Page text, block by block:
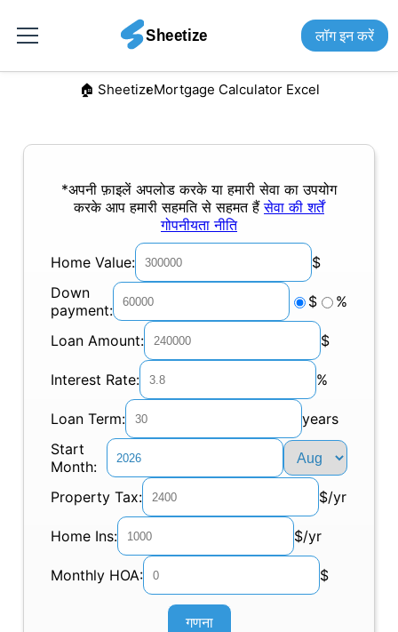
लॉग इन करें
🏠︎ SheetizeMortgage Calculator Excel
*अपनी फ़ाइलें अपलोड करके या हमारी सेवा का उपयोग
करके आप हमारी सहमति से सहमत हैंसेवा की शर्तें
गोपनीयता नीति
Home Value:
$
Down
payment:
$ %
Loan Amount: $
Interest Rate: %
Loan Term:
years
Start
Month:
Property Tax:
$/yr
Home Ins: $/yr
Monthly HOA: $
गणना